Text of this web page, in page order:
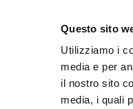
Questo sito
Utilizziamo i
media e per
il nostro sito
media, i quali